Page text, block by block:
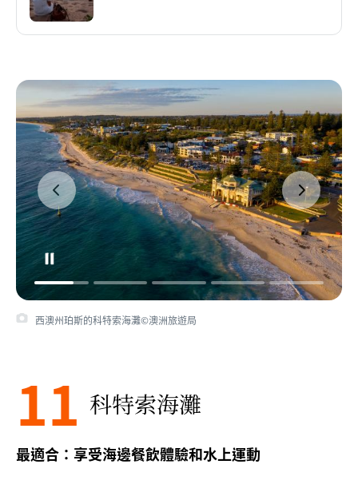
西澳州珀斯的科特索海灘©澳洲旅遊局
11 科特索海灘
最適合：享受海邊餐飲體驗和水上運動